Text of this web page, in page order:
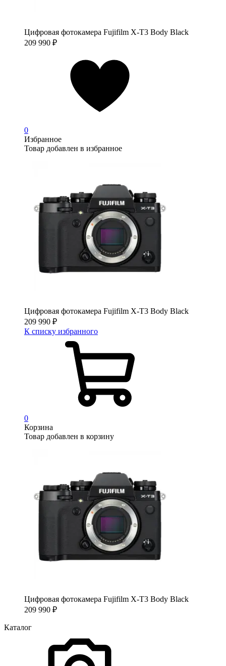
Цифровая фотокамера Fujifilm X-T3 Body Black
209 990 ₽
0
Избранное
Товар добавлен в избранное
Цифровая фотокамера Fujifilm X-T3 Body Black
209 990 ₽
К списку избранного
0
Корзина
Товар добавлен в корзину
Цифровая фотокамера Fujifilm X-T3 Body Black
209 990 ₽
Каталог